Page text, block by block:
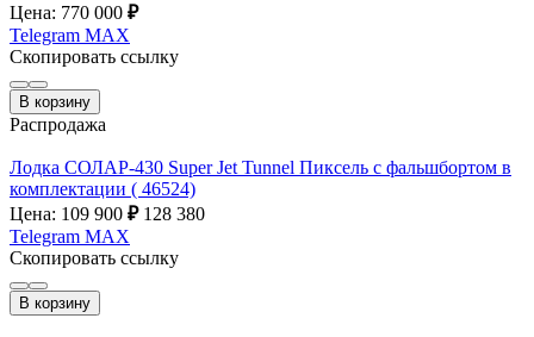
Цена: 770 000 ₽
Telegram MAX
Скопировать ссылку
В корзину
Распродажа
Лодка СОЛАР-430 Super Jet Tunnel Пиксель с фальшбортом в
комплектации ( 46524)
Цена: 109 900 ₽ 128 380
Telegram MAX
Скопировать ссылку
В корзину